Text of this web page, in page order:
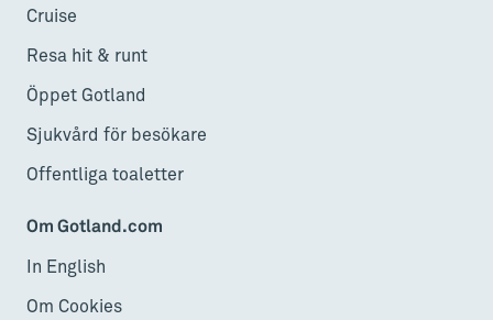
Cruise
Resa hit & runt
Öppet Gotland
Sjukvård för besökare
Offentliga toaletter
Om Gotland.com
In English
Om Cookies